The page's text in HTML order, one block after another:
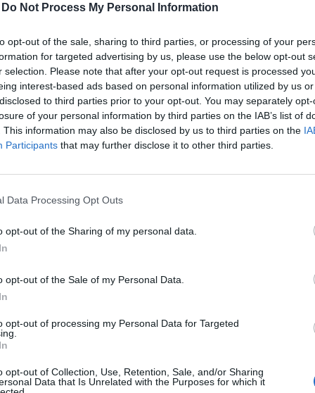
Do Not Process My Personal Information
opt-out of the sale, sharing to third parties, or processing of your
for targeted advertising by us, please use the below opt-out
selection. Please note that after your opt-out request is processed
interest-based ads based on personal information utilized by us
to third parties prior to your opt-out. You may separately
of your personal information by third parties on the IAB’s list of
This information may also be disclosed by us to third parties on the
Participants that may further disclose it to other third parties.
Data Processing Opt Outs
opt-out of the Sharing of my personal data.
opt-out of the Sale of my Personal Data.
opt-out of processing my Personal Data for Targeted
opt-out of Collection, Use, Retention, Sale, and/or Sharing
Data that Is Unrelated with the Purposes for which it
ma európai stratégiát terjesztett elő a
gyártásának és alkalmazásának
felszámolásához a legjobb megoldást a
A vakcina gyors kifejlesztése életeket ment meg,
meg. Ma bemutatott stratégiájában a Bizottság
fel az uniós egészségügyi miniszterektől kapott
az intézmény.
és 12–18 hónapon belül vagy akár még hamarabb a
bővítésébe, hogy több millió...
portfolio.hu hírarchívumához tartozik, melynek olvasása
tartalmazza:
elmúlt 2 év napon belüli